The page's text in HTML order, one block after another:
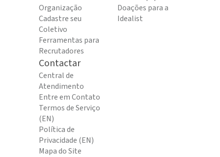
Organização
Cadastre seu
Coletivo
Ferramentas para
Recrutadores
Doações para a
Idealist
Contactar
Central de
Atendimento
Entre em Contato
Termos de Serviço
(EN)
Política de
Privacidade (EN)
Mapa do Site